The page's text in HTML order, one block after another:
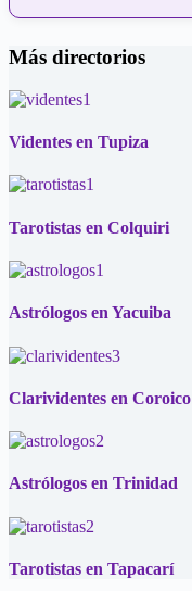
Más directorios
Videntes en Tupiza
Tarotistas en Colquiri
Astrólogos en Yacuiba
Clarividentes en Coroico
Astrólogos en Trinidad
Tarotistas en Tapacarí